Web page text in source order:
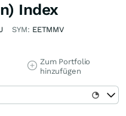
Index
SYM: EETMMV
Zum Portfolio
hinzufügen